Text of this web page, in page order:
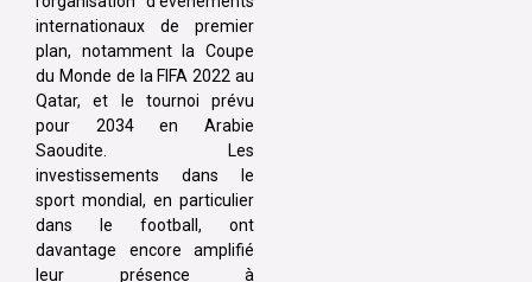
internationaux de premier
plan, notamment la Coupe
du Monde de la FIFA 2022 au
Qatar, et le tournoi prévu
pour 2034 en Arabie
Saoudite. Les
investissements dans le
sport mondial, en particulier
dans le football, ont
davantage encore amplifié
leur présence à